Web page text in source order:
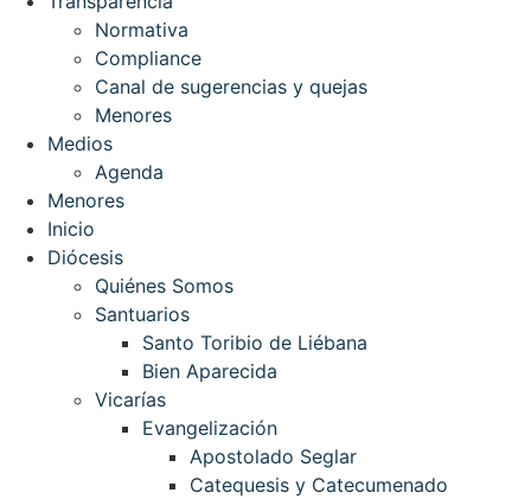
Normativa
Compliance
Canal de sugerencias y quejas
Menores
Medios
Agenda
Menores
Inicio
Diócesis
Quiénes Somos
Santuarios
Santo Toribio de Liébana
Bien Aparecida
Vicarías
Evangelización
Apostolado Seglar
Catequesis y Catecumenado